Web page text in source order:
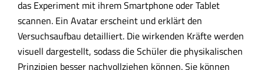
das Experiment mit ihrem Smartphone oder Tablet
scannen. Ein Avatar erscheint und erklärt den
Versuchsaufbau detailliert. Die wirkenden Kräfte werden
visuell dargestellt, sodass die Schüler die physikalischen
Prinzipien besser nachvollziehen können. Sie können